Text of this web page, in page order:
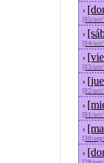
›
[05/
›
[04/
›
[03/
›
[02/
›
[01/
›
[30/
›